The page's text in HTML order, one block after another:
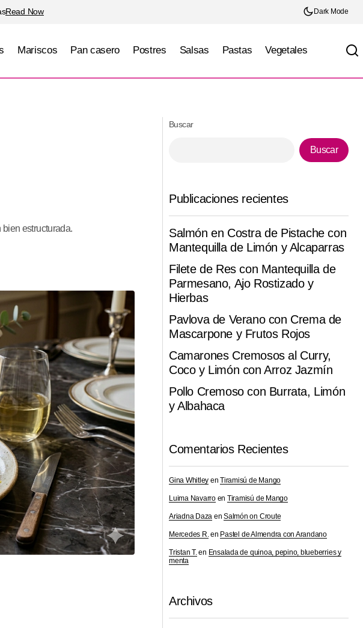
Read Now Dark Mode
Mariscos Pan casero Postres Salsas Pastas Vegetales
Asado y Parmesano
estructurada.
Buscar
Buscar
Publicaciones recientes
Salmón en Costra de Pistache con
Mantequilla de Limón y Alcaparras
Filete de Res con Mantequilla de
Parmesano, Ajo Rostizado y
Hierbas
Pavlova de Verano con Crema de
Mascarpone y Frutos Rojos
Camarones Cremosos al Curry,
Coco y Limón con Arroz Jazmín
Pollo Cremoso con Burrata, Limón
y Albahaca
Comentarios Recientes
Gina Whitley enTiramisú de Mango
Luima Navarroen Tiramisú de Mango
Ariadna Daza enSalmón on Croute
Mercedes R.en Pastel de Almendra con Arandano
Tristan T.en Ensalada de quinoa, pepino, blueberries y
menta
Archivos